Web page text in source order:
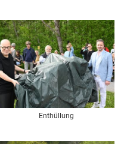
Enthüllung